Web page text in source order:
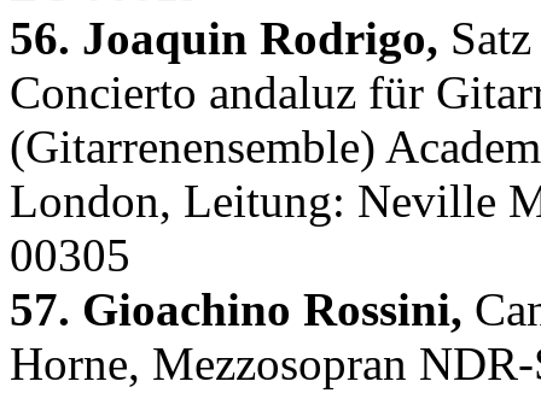
56. Joaquin Rodrigo,
Concierto andaluz für
(Gitarrenensemble)
London, Leitung: Neville
00305
57. Gioachino Rossini,
Horne, Mezzosopran